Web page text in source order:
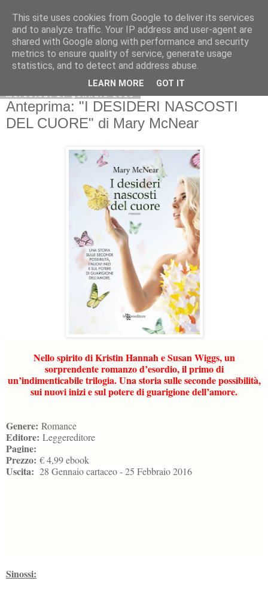
mercoledì 27 gennaio 2016
Anteprima: "I DESIDERI NASCOSTI
DEL CUORE" di Mary McNear
Nello spirito di Kristin Hannah e Susan Wiggs, un
sorprendente romanzo d’esordio, il primo di
un’indimenticabile trilogia. Una storia sulle seconde possibilità,
sui nuovi inizi e sul potere di guarigione dell’amore.
Genere: Romance
Editore: Leggereditore
Pagine:
Prezzo: € 4,99 ebook
Uscita: 28 Gennaio cartaceo - 25 Febbraio 2016
Sinossi:
This site uses cookies from Google to deliver its services
and to analyze traffic. Your IP address and user-agent are
shared with Google along with performance and security
metrics to ensure quality of service, generate usage
statistics, and to detect and address abuse.
LEARN MORE GOT IT